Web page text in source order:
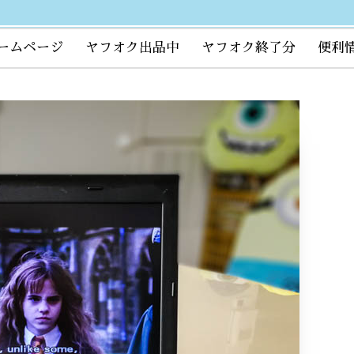
ムページ ヤフオク出品中 ヤフオク終了分 便利